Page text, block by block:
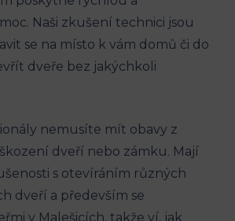
Naši⁣ zkušení technici​ jsou
se na ​místo k vám ⁢domů či do
dveře bez jakýchkoli
nemusíte mít obavy z
dveří nebo zámku. Mají
s otevíráním ‍různých
dveří a především se⁤
‌v Malešicích, takže ví,​ jak